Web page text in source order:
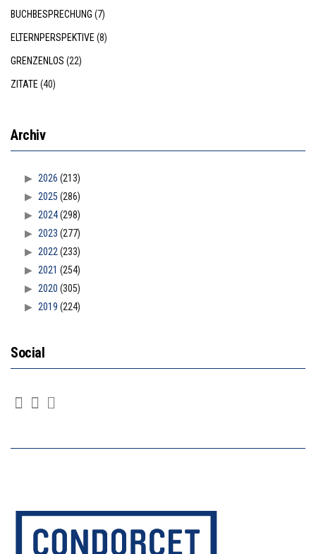
BUCHBESPRECHUNG (7)
ELTERNPERSPEKTIVE(8)
GRENZENLOS (22)
ZITATE(40)
Archiv
2026 (213)
2025 (286)
2024(298)
2023 (277)
2022(233)
2021 (254)
2020 (305)
2019 (224)
Social